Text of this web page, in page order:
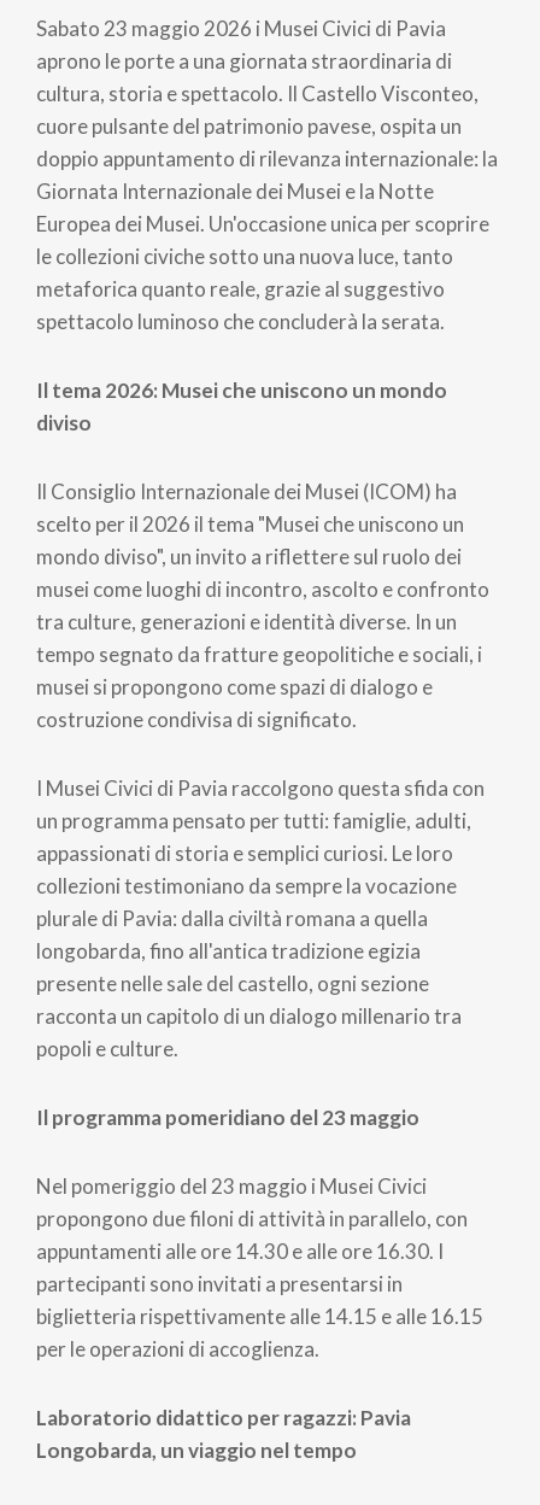
Sabato 23 maggio 2026 i Musei Civici di Pavia
aprono le porte a una giornata straordinaria di
cultura, storia e spettacolo. Il Castello Visconteo,
cuore pulsante del patrimonio pavese, ospita un
doppio appuntamento di rilevanza internazionale: la
Giornata Internazionale dei Musei e la Notte
Europea dei Musei. Un'occasione unica per scoprire
le collezioni civiche sotto una nuova luce, tanto
metaforica quanto reale, grazie al suggestivo
spettacolo luminoso che concluderà la serata.
Il tema 2026: Musei che uniscono un mondo
diviso
Il Consiglio Internazionale dei Musei (ICOM) ha
scelto per il 2026 il tema "Musei che uniscono un
mondo diviso", un invito a riflettere sul ruolo dei
musei come luoghi di incontro, ascolto e confronto
tra culture, generazioni e identità diverse. In un
tempo segnato da fratture geopolitiche e sociali, i
musei si propongono come spazi di dialogo e
costruzione condivisa di significato.
I Musei Civici di Pavia raccolgono questa sfida con
un programma pensato per tutti: famiglie, adulti,
appassionati di storia e semplici curiosi. Le loro
collezioni testimoniano da sempre la vocazione
plurale di Pavia: dalla civiltà romana a quella
longobarda, fino all'antica tradizione egizia
presente nelle sale del castello, ogni sezione
racconta un capitolo di un dialogo millenario tra
popoli e culture.
Il programma pomeridiano del 23 maggio
Nel pomeriggio del 23 maggio i Musei Civici
propongono due filoni di attività in parallelo, con
appuntamenti alle ore 14.30 e alle ore 16.30. I
partecipanti sono invitati a presentarsi in
biglietteria rispettivamente alle 14.15 e alle 16.15
per le operazioni di accoglienza.
Laboratorio didattico per ragazzi: Pavia
Longobarda, un viaggio nel tempo